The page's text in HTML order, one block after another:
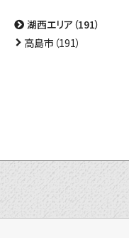
湖西エリア（191）
高島市（191）